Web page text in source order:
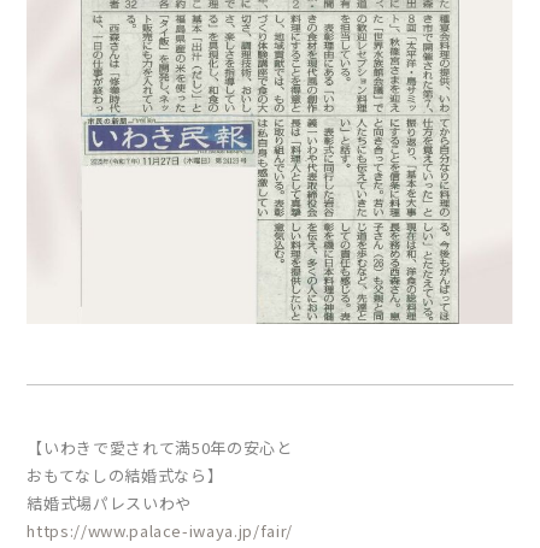
【いわきで愛されて満50年の安心と
おもてなしの結婚式なら】
結婚式場パレスいわや
https://www.palace-iwaya.jp/fair/